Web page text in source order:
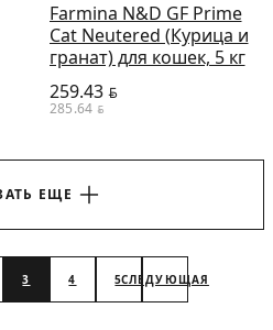
Farmina N&D GF Prime
Cat Neutered (Курица и
гранат) для кошек, 5 кг
259.43BYN
285.64 BYN
ЕЩЕ
3 4 5СЛЕДУЮЩАЯ